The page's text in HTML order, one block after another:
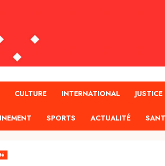
CULTURE INTERNATIONAL JUSTICE
SPORTS ACTUALITÉ